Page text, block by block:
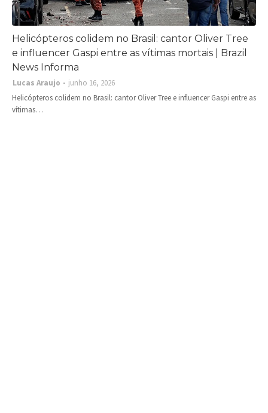
Helicópteros colidem no Brasil: cantor Oliver Tree
e influencer Gaspi entre as vítimas mortais | Brazil
News Informa
Lucas Araujo
junho 16, 2026
Helicópteros colidem no Brasil: cantor Oliver Tree e influencer Gaspi entre as
vítimas…